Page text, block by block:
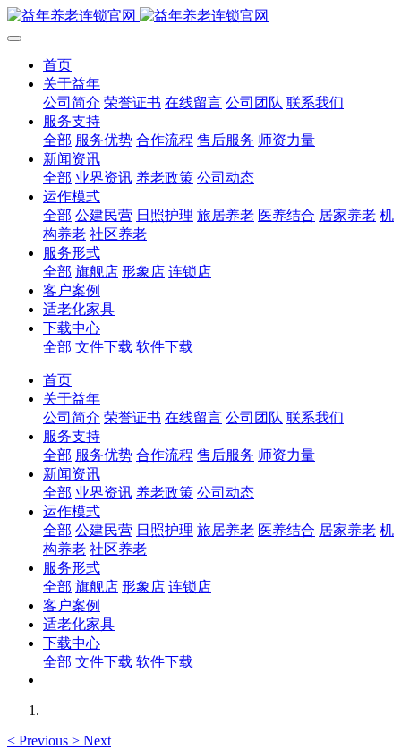
首页
关于益年
公司简介 荣誉证书 在线留言 公司团队 联系我们
服务支持
全部 服务优势 合作流程 售后服务 师资力量
新闻资讯
全部 业界资讯 养老政策 公司动态
运作模式
全部 公建民营 日照护理 旅居养老 医养结合 居家养老 机
构养老 社区养老
服务形式
全部 旗舰店 形象店 连锁店
客户案例
适老化家具
下载中心
全部 文件下载 软件下载
首页
关于益年
公司简介 荣誉证书 在线留言 公司团队 联系我们
服务支持
全部 服务优势 合作流程 售后服务 师资力量
新闻资讯
全部 业界资讯 养老政策 公司动态
运作模式
全部 公建民营 日照护理 旅居养老 医养结合 居家养老 机
构养老 社区养老
服务形式
全部 旗舰店 形象店 连锁店
客户案例
适老化家具
下载中心
全部 文件下载 软件下载
< Previous > Next